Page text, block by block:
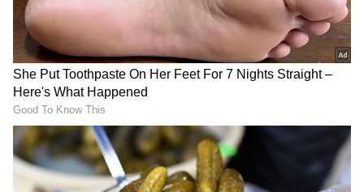
200+ ಮಕ್ಕಳು ಶಾಲೆಯಿಂದ ಹೊರಕ್ಕೆ:
RECOMMENDED STORIES